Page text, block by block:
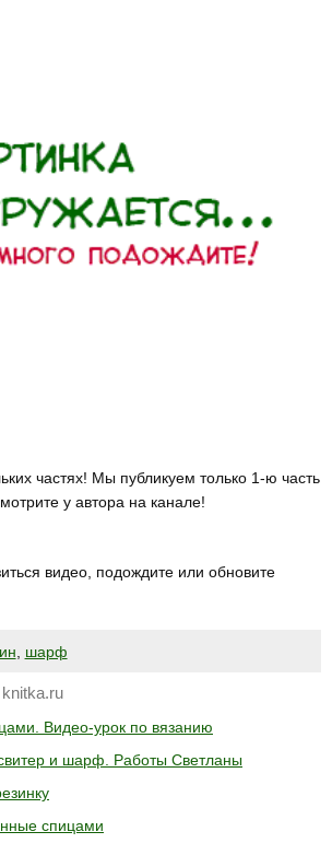
частях! Мы публикуем только 1-ю часть
у автора на канале!
видео, подождите или обновите
шарф
Видео-урок по вязанию
и шарф. Работы Светланы
спицами